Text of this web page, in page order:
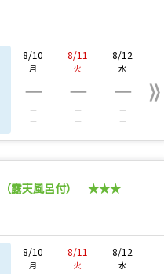
8/10
月
8/11
火
8/12
水
―
―
―
―
―
―
―
―
―
（露天風呂付） ★★★
8/10
月
8/11
火
8/12
水